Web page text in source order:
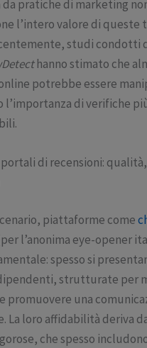
da pratiche di marketing
l’intero valore di queste
studi condotti
hanno stimato che
potrebbe essere
l’importanza di verifiche
di recensioni:
piattaforme come
l’anonima eye-opener
spesso si
strutturate per
promuovere una
La loro affidabilità deriva
che spesso